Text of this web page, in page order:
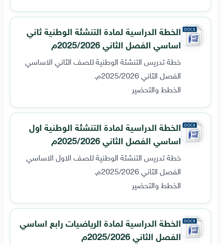
الخطة الدراسية لمادة التنشئة الوطنية ثاني
اساسي الفصل الثاني 2025/2026م
خطة تدريس التنشئة الوطنية للصف الثاني الاساسي
الفصل الثاني 2025/2026م.
الخطط والتحضير
الخطة الدراسية لمادة التنشئة الوطنية اول
اساسي الفصل الثاني 2025/2026م
خطة تدريس التنشئة الوطنية للصف الاول الاساسي
الفصل الثاني 2025/2026م.
الخطط والتحضير
الخطة الدراسية لمادة الرياضيات رابع اساسي
الفصل الثاني 2025/2026م